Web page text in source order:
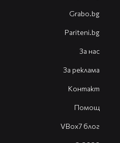
Grabo.bg
Pariteni.bg
За нас
За реклама
Контакт
Помощ
VBox7 блог